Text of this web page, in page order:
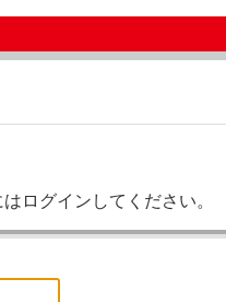
ログインしてください。